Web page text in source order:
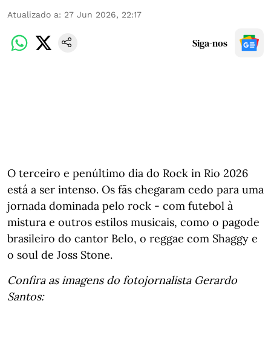
Atualizado a: 27 Jun 2026, 22:17
Siga-nos
O terceiro e penúltimo dia do Rock in Rio 2026
está a ser intenso. Os fãs chegaram cedo para uma
jornada dominada pelo rock - com futebol à
mistura e outros estilos musicais, como o pagode
brasileiro do cantor Belo, o reggae com Shaggy e
o soul de Joss Stone.
Confira as imagens do fotojornalista Gerardo
Santos: